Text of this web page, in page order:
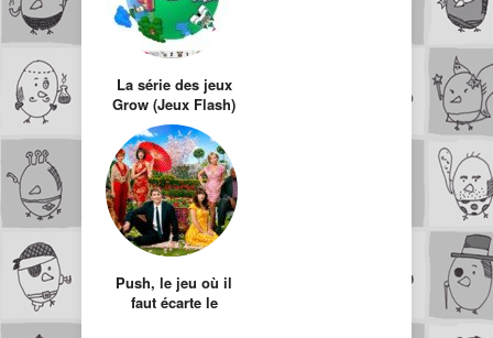
La série des jeux
Grow (Jeux Flash)
Push, le jeu où il
faut écarte le